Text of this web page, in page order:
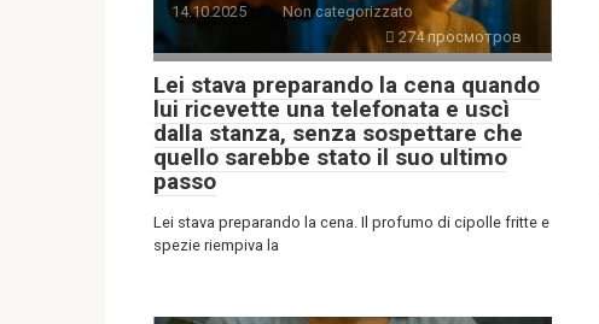
14.10.2025
Non categorizzato
274 просмотров
Lei stava preparando la cena quando
lui ricevette una telefonata e uscì
dalla stanza, senza sospettare che
quello sarebbe stato il suo ultimo
passo
Lei stava preparando la cena. Il profumo di cipolle fritte e
spezie riempiva la